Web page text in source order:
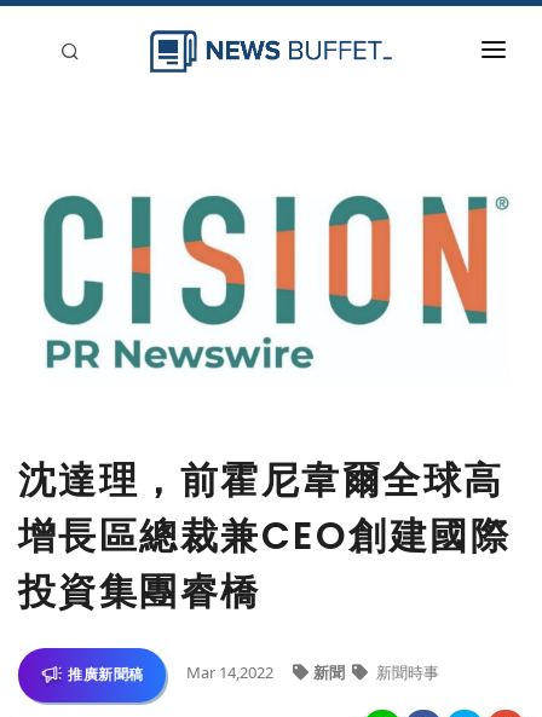
登入
沈達理，前霍尼韋爾全球高
增長區總裁兼CEO創建國際
投資集團睿橋
推廣新聞稿 Mar 14,2022 新聞 新聞時事